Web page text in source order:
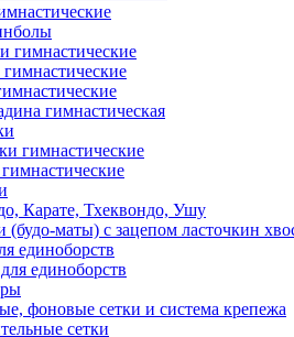
гимнастические
гимнастическая
гимнастические
Карате, Тхеквондо, Ушу
(будо-маты) с зацепом ласточкин
единоборств
единоборств
фоновые сетки и система крепежа
сетки